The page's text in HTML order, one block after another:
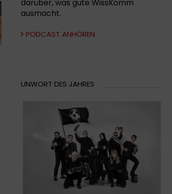
darüber, was gute WissKomm
ausmacht.
PODCAST ANHÖREN
UNWORT DES JAHRES